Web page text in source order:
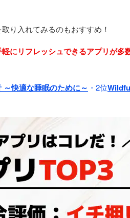
り入れてみるのもおすすめ！
にリフレッシュできるアプリが多
～快適な睡眠のために～ ・2位